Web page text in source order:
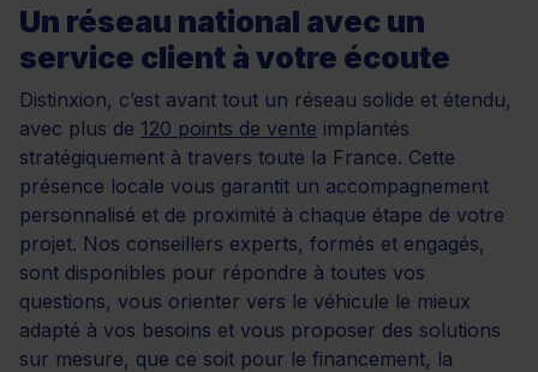
Un réseau national avec un
service client à votre écoute
Distinxion, c’est avant tout un réseau solide et étendu,
avec plus de 120 points de vente implantés
stratégiquement à travers toute la France. Cette
présence locale vous garantit un accompagnement
personnalisé et de proximité à chaque étape de votre
projet. Nos conseillers experts, formés et engagés,
sont disponibles pour répondre à toutes vos
questions, vous orienter vers le véhicule le mieux
adapté à vos besoins et vous proposer des solutions
sur mesure, que ce soit pour le financement, la